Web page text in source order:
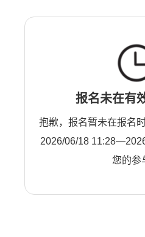
报名未在有
抱歉，报名暂未在报名
2026/06/18
您的参